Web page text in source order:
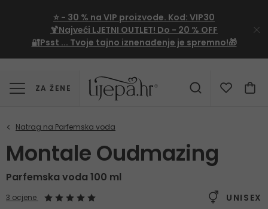
⭐ - 30 % na VIP proizvode. Kod: VIP30
🍹Najveći LJETNI OUTLET! Do - 20 % OFF
🔐Psst ... Tvoje tajno iznenađenje je spremno!🎁
ZA ŽENE
Montale Oudmazing
Parfemska voda 100 ml
UNISEX
3 ocjene